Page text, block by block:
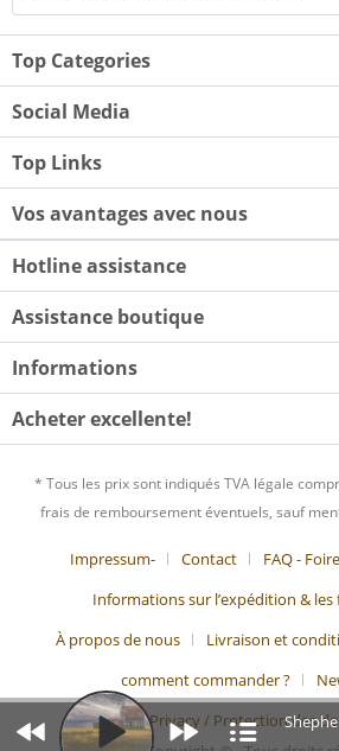
Top Categories
Social Media
Top Links
Vos avantages avec nous
Hotline assistance
Assistance boutique
Informations
Acheter excellente!
* Tous les prix sont indiqués TVA légale
frais de remboursement éventuels, sauf
Impressum- Contact
FAQ -
Informations sur l’expédition &
À propos de nous
Livraison et
comment commander ?
Privacy / Protection des